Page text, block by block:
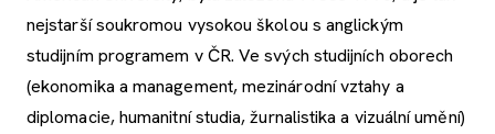
nejstarší soukromou vysokou školou s anglickým
studijním programem v ČR. Ve svých studijních oborech
(ekonomika a management, mezinárodní vztahy a
diplomacie, humanitní studia, žurnalistika a vizuální umění)